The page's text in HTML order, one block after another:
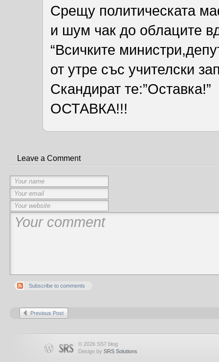
Срещу политическата
и шум чак до облаците
“Всичките
от утре със учителски
Скандират те:”Оставка!”
ОСТАВКА!!!
Leave a Comment
Subscribe to comments
Previous Post
© 2026 SS7 blog
Design by SRS Solutions